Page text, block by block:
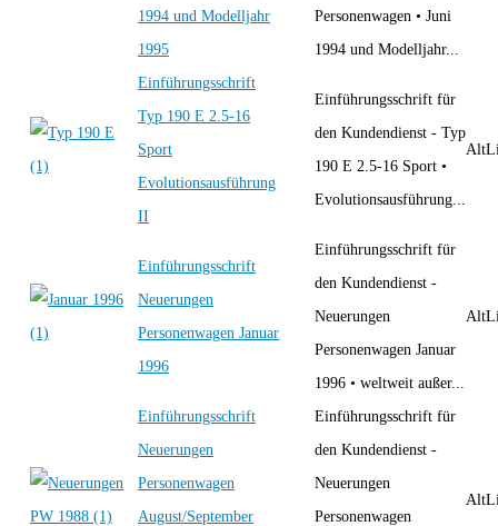
1994 und Modelljahr
1995
Personenwagen • Juni
1994 und Modelljahr...
Einführungsschrift
Typ 190 E 2.5-16
Sport
Evolutionsausführung
II
Einführungsschrift für
den Kundendienst - Typ
190 E 2.5-16 Sport •
Evolutionsausführung...
Einführungsschrift
Neuerungen
Personenwagen Januar
1996
Einführungsschrift für
den Kundendienst -
Neuerungen
Personenwagen Januar
1996 • weltweit außer...
Einführungsschrift
Neuerungen
Personenwagen
August/September
Einführungsschrift für
den Kundendienst -
Neuerungen
Personenwagen